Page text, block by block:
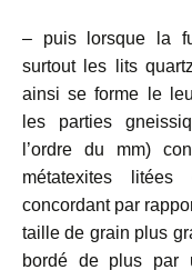
– puis lorsque la
surtout les lits
ainsi se forme le
les parties
l’ordre du mm)
métatexites litées
concordant par
taille de grain plus
bordé de plus par